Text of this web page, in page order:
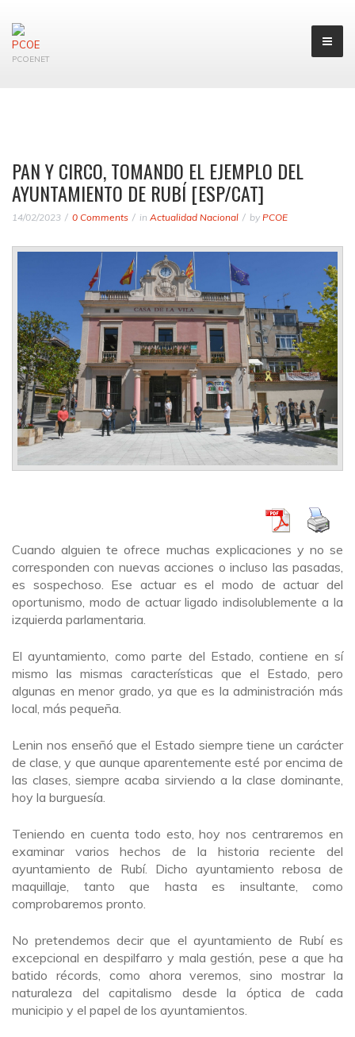
PCOENET
PAN Y CIRCO, TOMANDO EL EJEMPLO DEL
AYUNTAMIENTO DE RUBÍ [ESP/CAT]
14/02/2023 0 Comments in Actualidad Nacional by PCOE
Cuando alguien te ofrece muchas explicaciones y no se
corresponden con nuevas acciones o incluso las pasadas,
es sospechoso. Ese actuar es el modo de actuar del
oportunismo, modo de actuar ligado indisolublemente a la
izquierda parlamentaria.
El ayuntamiento, como parte del Estado, contiene en sí
mismo las mismas características que el Estado, pero
algunas en menor grado, ya que es la administración más
local, más pequeña.
Lenin nos enseñó que el Estado siempre tiene un carácter
de clase, y que aunque aparentemente esté por encima de
las clases, siempre acaba sirviendo a la clase dominante,
hoy la burguesía.
Teniendo en cuenta todo esto, hoy nos centraremos en
examinar varios hechos de la historia reciente del
ayuntamiento de Rubí. Dicho ayuntamiento rebosa de
maquillaje, tanto que hasta es insultante, como
comprobaremos pronto.
No pretendemos decir que el ayuntamiento de Rubí es
excepcional en despilfarro y mala gestión, pese a que ha
batido récords, como ahora veremos, sino mostrar la
naturaleza del capitalismo desde la óptica de cada
municipio y el papel de los ayuntamientos.